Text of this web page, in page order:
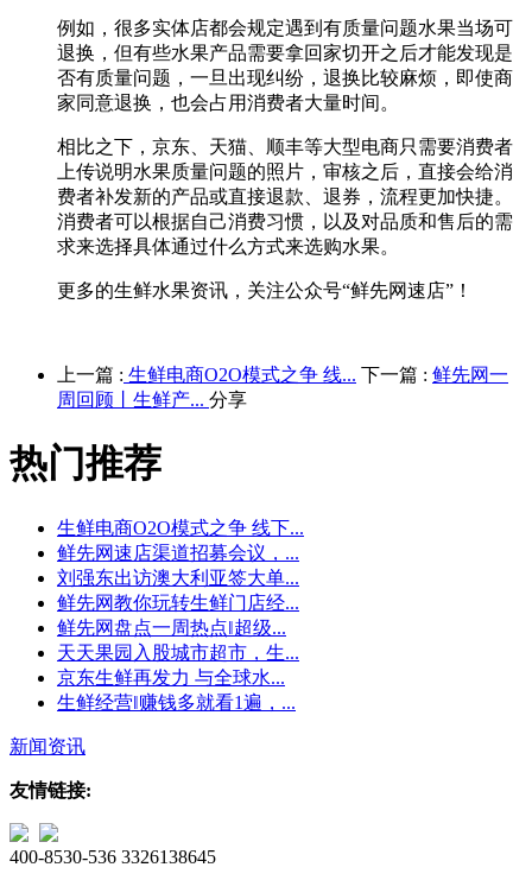
例如，很多实体店都会规定遇到有质量问题水果当场可
退换，但有些水果产品需要拿回家切开之后才能发现是
否有质量问题，一旦出现纠纷，退换比较麻烦，即使商
家同意退换，也会占用消费者大量时间。
相比之下，京东、天猫、顺丰等大型电商只需要消费者
上传说明水果质量问题的照片，审核之后，直接会给消
费者补发新的产品或直接退款、退券，流程更加快捷。
消费者可以根据自己消费习惯，以及对品质和售后的需
求来选择具体通过什么方式来选购水果。
更多的生鲜水果资讯，关注公众号“鲜先网速店”！
上一篇 : 生鲜电商O2O模式之争 线... 下一篇 : 鲜先网一
周回顾丨生鲜产... 分享
热门推荐
生鲜电商O2O模式之争 线下...
鲜先网速店渠道招募会议，...
刘强东出访澳大利亚签大单...
鲜先网教你玩转生鲜门店经...
鲜先网盘点一周热点‖超级...
天天果园入股城市超市，生...
京东生鲜再发力 与全球水...
生鲜经营‖赚钱多就看1遍，...
新闻资讯
友情链接:
400-8530-536 3326138645